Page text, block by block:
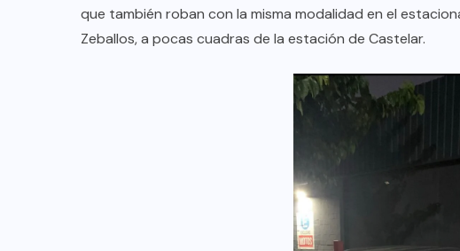
que también roban con la misma modalidad en el
Zeballos, a pocas cuadras de la estación de Castelar.